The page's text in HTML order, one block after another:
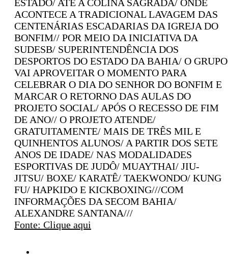
ESTADO/ ATÉ A COLINA SAGRADA/ ONDE
ACONTECE A TRADICIONAL LAVAGEM DAS
CENTENÁRIAS ESCADARIAS DA IGREJA DO
BONFIM// POR MEIO DA INICIATIVA DA
SUDESB/ SUPERINTENDÊNCIA DOS
DESPORTOS DO ESTADO DA BAHIA/ O GRUPO
VAI APROVEITAR O MOMENTO PARA
CELEBRAR O DIA DO SENHOR DO BONFIM E
MARCAR O RETORNO DAS AULAS DO
PROJETO SOCIAL/ APÓS O RECESSO DE FIM
DE ANO// O PROJETO ATENDE/
GRATUITAMENTE/ MAIS DE TRÊS MIL E
QUINHENTOS ALUNOS/ A PARTIR DOS SETE
ANOS DE IDADE/ NAS MODALIDADES
ESPORTIVAS DE JUDÔ/ MUAYTHAI/ JIU-
JITSU/ BOXE/ KARATÊ/ TAEKWONDO/ KUNG
FU/ HAPKIDO E KICKBOXING///COM
INFORMAÇÕES DA SECOM BAHIA/
ALEXANDRE SANTANA///
Fonte: Clique aqui